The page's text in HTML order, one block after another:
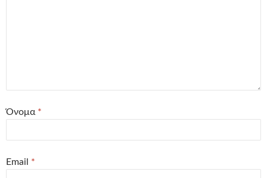
Όνομα *
Email *